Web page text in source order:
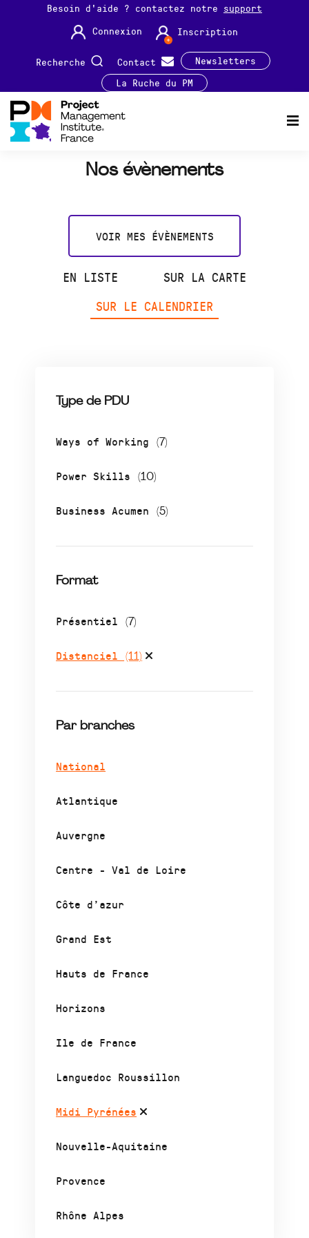
Besoin d'aide ? contactez notre support
Connexion
Inscription
Recherche Contact
Newsletters
La Ruche du PM
Nos évènements
VOIR MES ÉVÈNEMENTS
EN LISTE
SUR LA CARTE
SUR LE CALENDRIER
Type de PDU
Ways of Working (7)
Power Skills (10)
Business Acumen (5)
Format
Présentiel (7)
Distanciel (11)
Par branches
National
Atlantique
Auvergne
Centre - Val de Loire
Côte d’azur
Grand Est
Hauts de France
Horizons
Ile de France
Languedoc Roussillon
Midi Pyrénées
Nouvelle-Aquitaine
Provence
Rhône Alpes